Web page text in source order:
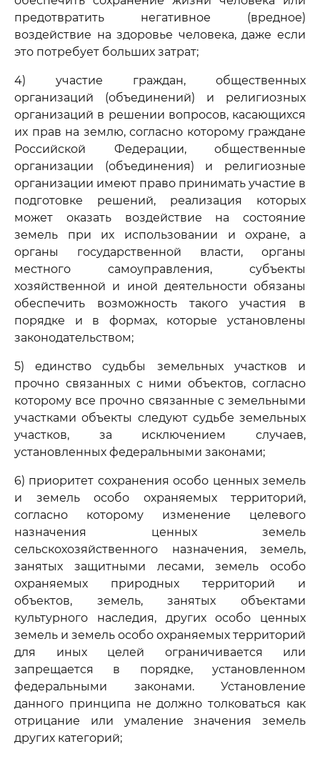
предотвратить негативное (вредное)
воздействие на здоровье человека, даже если
это потребует больших затрат;
4) участие граждан, общественных
организаций (объединений) и религиозных
организаций в решении вопросов, касающихся
их прав на землю, согласно которому граждане
Российской Федерации, общественные
организации (объединения) и религиозные
организации имеют право принимать участие в
подготовке решений, реализация которых
может оказать воздействие на состояние
земель при их использовании и охране, а
органы государственной власти, органы
местного самоуправления, субъекты
хозяйственной и иной деятельности обязаны
обеспечить возможность такого участия в
порядке и в формах, которые установлены
законодательством;
5) единство судьбы земельных участков и
прочно связанных с ними объектов, согласно
которому все прочно связанные с земельными
участками объекты следуют судьбе земельных
участков, за исключением случаев,
установленных федеральными законами;
6) приоритет сохранения особо ценных земель
и земель особо охраняемых территорий,
согласно которому изменение целевого
назначения ценных земель
сельскохозяйственного назначения, земель,
занятых защитными лесами, земель особо
охраняемых природных территорий и
объектов, земель, занятых объектами
культурного наследия, других особо ценных
земель и земель особо охраняемых территорий
для иных целей ограничивается или
запрещается в порядке, установленном
федеральными законами. Установление
данного принципа не должно толковаться как
отрицание или умаление значения земель
других категорий;